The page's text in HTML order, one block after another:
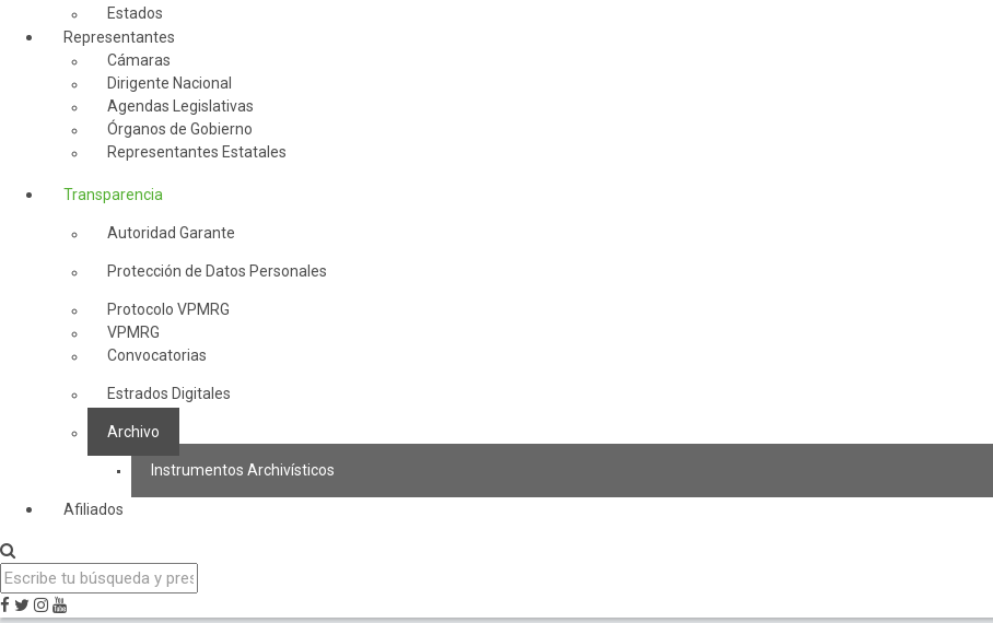
Estados
Representantes
Cámaras
Dirigente Nacional
Agendas Legislativas
Órganos de Gobierno
Representantes Estatales
Transparencia
Autoridad Garante
Protección de Datos Personales
Protocolo VPMRG
VPMRG
Convocatorias
Estrados Digitales
Archivo
Instrumentos Archivísticos
Afiliados